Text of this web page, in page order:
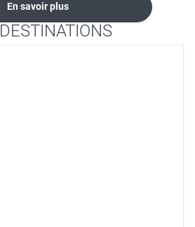
En savoir plus
DESTINATIONS